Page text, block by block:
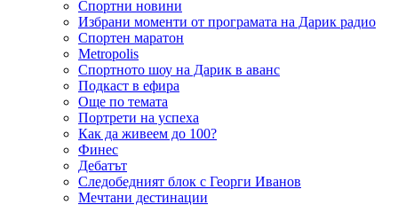
Спортни новини
Избрани моменти от програмата на Дарик радио
Спортен маратон
Metropolis
Спортното шоу на Дарик в аванс
Подкаст в ефира
Още по темата
Портрети на успеха
Как да живеем до 100?
Финес
Дебатът
Следобедният блок с Георги Иванов
Мечтани дестинации